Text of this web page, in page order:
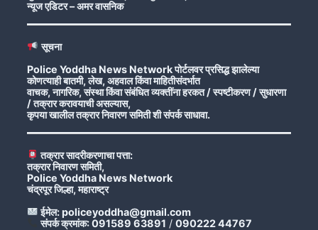
न्यूज एडिटर – अमर वासनिक
सूचना
Police Yoddha News Network पोर्टलवर प्रसिद्ध झालेल्या
कोणत्याही बातमी, लेख, अहवाल किंवा माहितीसंदर्भात
वाचक, नागरिक, संस्था किंवा संबंधित व्यक्तींना हरकत / स्पष्टीकरण / सुधारणा
/ तक्रार करावयाची असल्यास,
कृपया खालील तक्रार निवारण समिती शी संपर्क साधावा.
तक्रार सादरीकरणाचा पत्ता:
तक्रार निवारण समिती,
Police Yoddha News Network
चंद्रपूर जिल्हा, महाराष्ट्र
ईमेल: policeyoddha@gmail.com
संपर्क क्रमांक: 091589 63891 / 090222 44767